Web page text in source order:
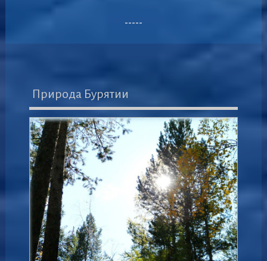
-----
Природа Бурятии